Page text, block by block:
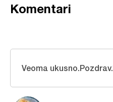
Komentari
Veoma ukusno.Pozdrav.